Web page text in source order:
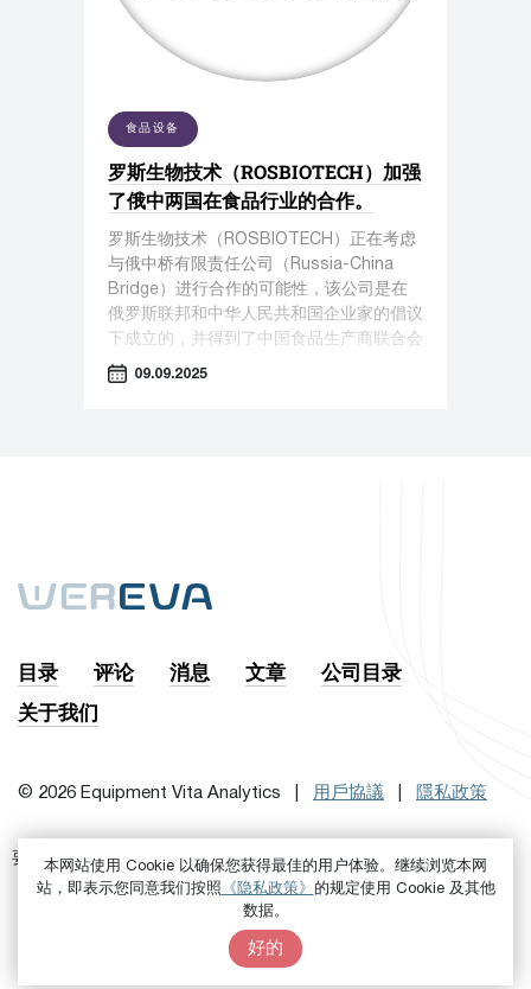
食品设备
罗斯生物技术（ROSBIOTECH）加强
了俄中两国在食品行业的合作。
罗斯生物技术（ROSBIOTECH）正在考虑
与俄中桥有限责任公司（Russia-China
Bridge）进行合作的可能性，该公司是在
俄罗斯联邦和中华人民共和国企业家的倡议
下成立的，并得到了中国食品生产商联合会
的积极参与。
09.09.2025
目录 评论 消息 文章
公司目录
关于我们
© 2026 Equipment Vita Analytics | 用戶協議 隱私政策
要訂閱時事通訊，首先 进来吧 或者是 注册
本网站使用 Cookie 以确保您获得最佳的用户体验。继续浏览本网
站，即表示您同意我们按照 《隐私政策》
的规定使用 Cookie 及其他
数据。
好的